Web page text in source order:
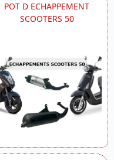
POT D ECHAPPEMENT
SCOOTERS 50